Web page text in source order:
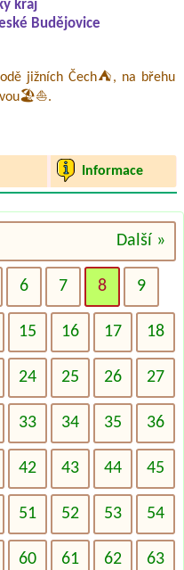
kraj
Budějovice
jižních Čech⛺, na břehu
Informace
Další »
6 7 8 9
15 16 17 18
24 25 26 27
33 34 35 36
42 43 44 45
51 52 53 54
60 61 62 63